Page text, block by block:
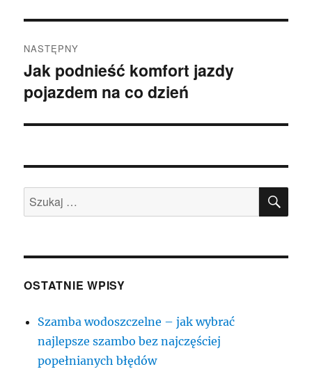
NASTĘPNY
Następny
wpis:
Jak podnieść komfort jazdy
pojazdem na co dzień
Szukaj:
OSTATNIE WPISY
Szamba wodoszczelne – jak wybrać
najlepsze szambo bez najczęściej
popełnianych błędów